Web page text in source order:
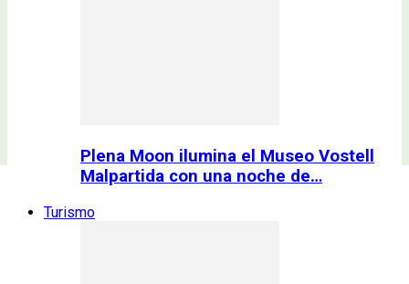
Plena Moon ilumina el Museo Vostell
Malpartida con una noche de…
Turismo